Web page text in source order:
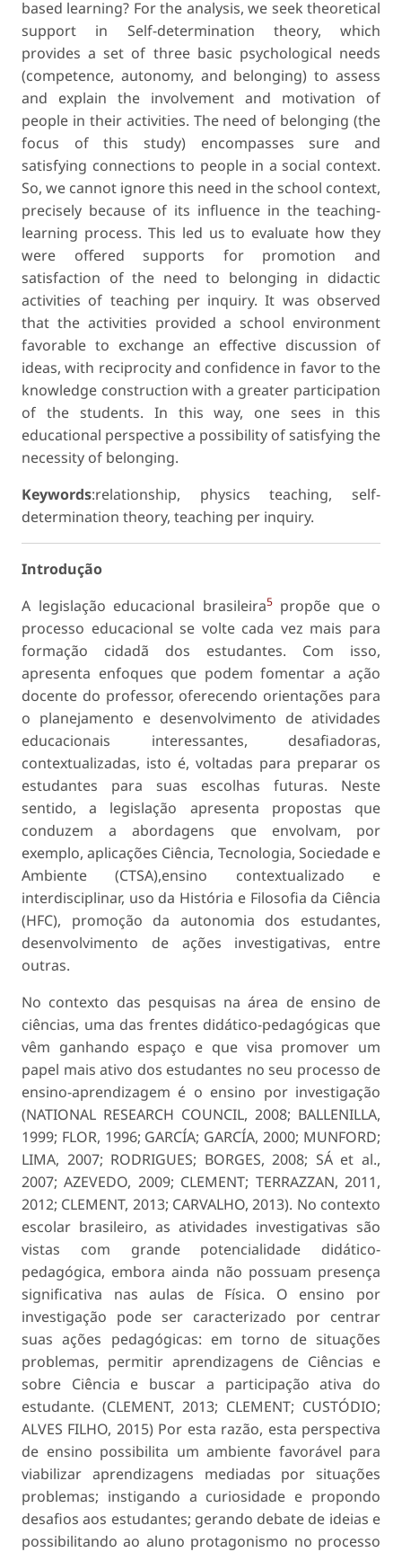
based learning? For the analysis, we seek theoretical
support in Self-determination theory, which
provides a set of three basic psychological needs
(competence, autonomy, and belonging) to assess
and explain the involvement and motivation of
people in their activities. The need of belonging (the
focus of this study) encompasses sure and
satisfying connections to people in a social context.
So, we cannot ignore this need in the school context,
precisely because of its influence in the teaching-
learning process. This led us to evaluate how they
were offered supports for promotion and
satisfaction of the need to belonging in didactic
activities of teaching per inquiry. It was observed
that the activities provided a school environment
favorable to exchange an effective discussion of
ideas, with reciprocity and confidence in favor to the
knowledge construction with a greater participation
of the students. In this way, one sees in this
educational perspective a possibility of satisfying the
necessity of belonging.
Keywords:relationship, physics teaching, self-
determination theory, teaching per inquiry.
Introdução
A legislação educacional brasileira5propõe que o
processo educacional se volte cada vez mais para
formação cidadã dos estudantes. Com isso,
apresenta enfoques que podem fomentar a ação
docente do professor, oferecendo orientações para
o planejamento e desenvolvimento de atividades
educacionais interessantes, desafiadoras,
contextualizadas, isto é, voltadas para preparar os
estudantes para suas escolhas futuras. Neste
sentido, a legislação apresenta propostas que
conduzem a abordagens que envolvam, por
exemplo, aplicações Ciência, Tecnologia, Sociedade e
Ambiente (CTSA),ensino contextualizado e
interdisciplinar, uso da História e Filosofia da Ciência
(HFC), promoção da autonomia dos estudantes,
desenvolvimento de ações investigativas, entre
outras.
No contexto das pesquisas na área de ensino de
ciências, uma das frentes didático-pedagógicas que
vêm ganhando espaço e que visa promover um
papel mais ativo dos estudantes no seu processo de
ensino-aprendizagem é o ensino por investigação
(NATIONAL RESEARCH COUNCIL, 2008; BALLENILLA,
1999; FLOR, 1996; GARCÍA; GARCÍA, 2000; MUNFORD;
LIMA, 2007; RODRIGUES; BORGES, 2008; SÁ et al.,
2007; AZEVEDO, 2009; CLEMENT; TERRAZZAN, 2011,
2012; CLEMENT, 2013; CARVALHO, 2013). No contexto
escolar brasileiro, as atividades investigativas são
vistas com grande potencialidade didático-
pedagógica, embora ainda não possuam presença
significativa nas aulas de Física. O ensino por
investigação pode ser caracterizado por centrar
suas ações pedagógicas: em torno de situações
problemas, permitir aprendizagens de Ciências e
sobre Ciência e buscar a participação ativa do
estudante. (CLEMENT, 2013; CLEMENT; CUSTÓDIO;
ALVES FILHO, 2015) Por esta razão, esta perspectiva
de ensino possibilita um ambiente favorável para
viabilizar aprendizagens mediadas por situações
problemas; instigando a curiosidade e propondo
desafios aos estudantes; gerando debate de ideias e
possibilitando ao aluno protagonismo no processo